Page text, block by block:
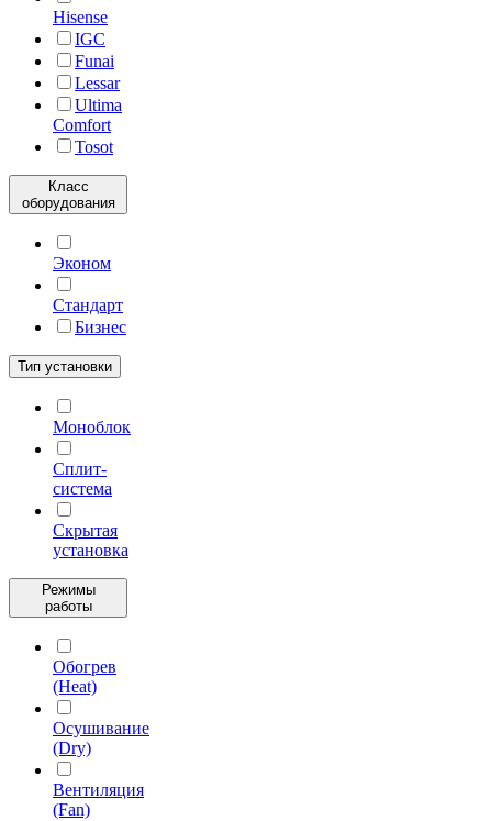
Hisense
IGC
Funai
Lessar
Ultima
Comfort
Tosot
Класс
оборудования
Эконом
Стандарт
Бизнес
Тип установки
Моноблок
Сплит-
система
Скрытая
установка
Режимы
работы
Обогрев
(Heat)
Осушивание
(Dry)
Вентиляция
(Fan)